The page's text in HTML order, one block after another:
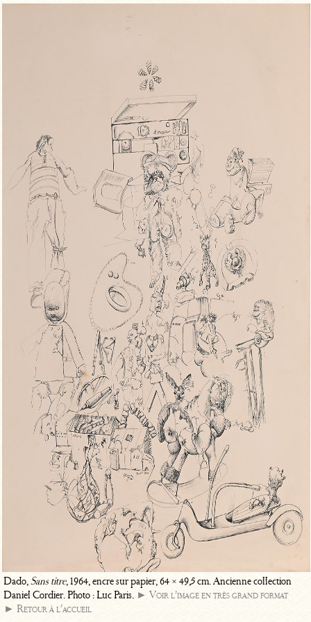
Dado,Sans titre, 1964, encre sur papier, 64 × 49,5 cm. Ancienne collection
Daniel Cordier. Photo : Luc Paris. ► Voir l’image en très grand format
► Retour à l’accueil